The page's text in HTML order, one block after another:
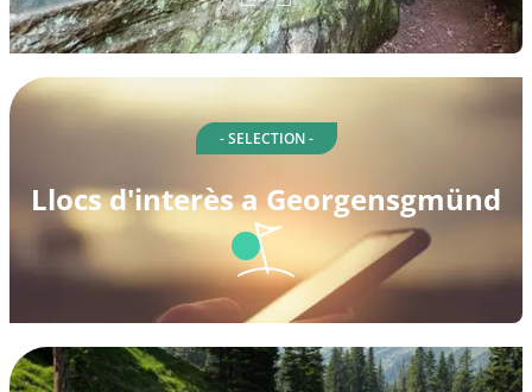
- SELECTION -
Llocs d'interès a Georgensgmünd